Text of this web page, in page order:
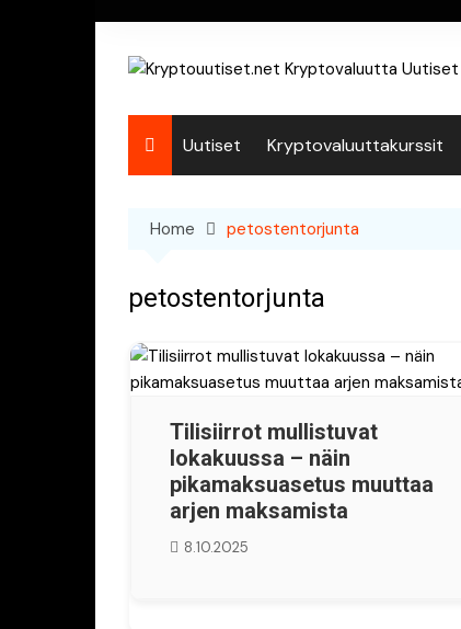
Uutiset Kryptovaluuttakurssit
Home petostentorjunta
petostentorjunta
Tilisiirrot mullistuvat
lokakuussa – näin
pikamaksuasetus muuttaa
arjen maksamista
8.10.2025